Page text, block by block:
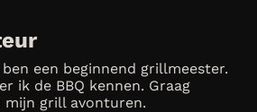
een beginnend grillmeester.
ik de BBQ kennen. Graag
mijn grill avonturen.